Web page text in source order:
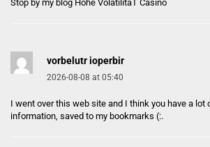
Stop by my blog Hohe VolatilitäT Casino
vorbelutr ioperbir
2026-08-08 at 05:40
I went over this web site and I think you have a lot
information, saved to my bookmarks (:.